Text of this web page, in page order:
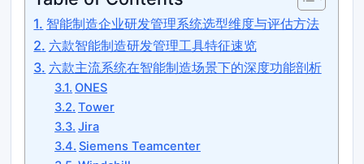
智能制造企业研发管理系统选型维度与评估方法
六款智能制造研发管理工具特征速览
六款主流系统在智能制造场景下的深度功能剖析
ONES
Tower
Jira
Siemens Teamcenter